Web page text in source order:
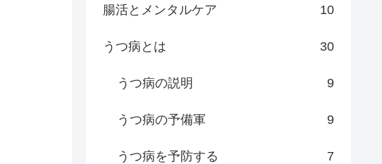
腸活とメンタルケア 10
うつ病とは 30
うつ病の説明 9
うつ病の予備軍 9
うつ病を予防する 7